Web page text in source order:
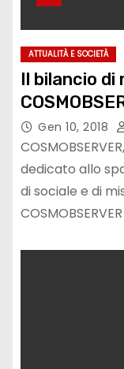
ATTUALITÀ E SOCIETÀ
Il bilancio di
Gen 10, 2018
dedicato allo
di sociale e di